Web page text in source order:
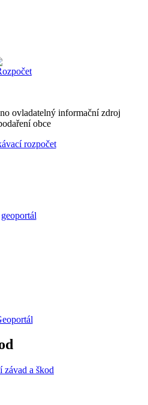
ovladatelný informační zdroj
obce
rozpočet
závad a škod